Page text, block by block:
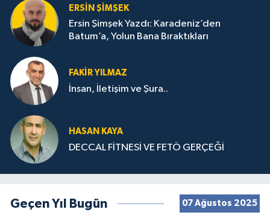
ERSIN ŞIMŞEK
Ersin Şimşek Yazdı: Karadeniz’den
Batum’a, Yolun Bana Bıraktıkları
FAKIR YILMAZ
İnsan, İletişim ve Şura..
HASAN KAYA
DECCAL FİTNESİ VE FETÖ GERÇEĞİ
Geçen Yıl Bugün 07 Ağustos 2025